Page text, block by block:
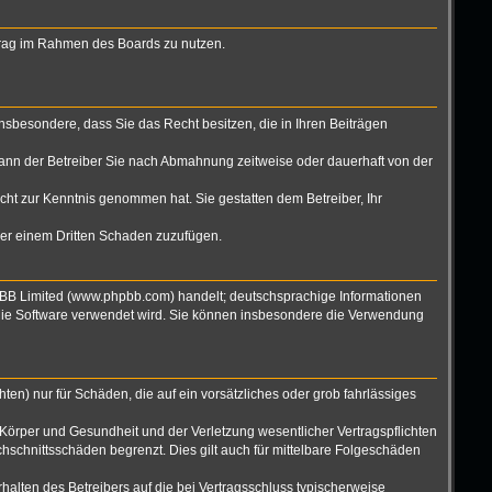
im Rahmen des Boards zu nutzen.
dass Sie das Recht besitzen, die in Ihren Beiträgen
der Betreiber Sie nach Abmahnung zeitweise oder dauerhaft von der
zur Kenntnis genommen hat. Sie gestatten dem Betreiber, Ihr
einem Dritten Schaden zuzufügen.
Limited (www.phpbb.com) handelt; deutschsprachige Informationen
Software verwendet wird. Sie können insbesondere die Verwendung
nur für Schäden, die auf ein vorsätzliches oder grob fahrlässiges
und Gesundheit und der Verletzung wesentlicher Vertragspflichten
begrenzt. Dies gilt auch für mittelbare Folgeschäden
des Betreibers auf die bei Vertragsschluss typischerweise